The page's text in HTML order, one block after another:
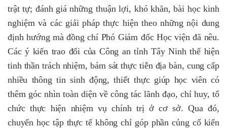
trật tự; đánh giá những thuận lợi, khó khăn, bài học kinh
nghiệm và các giải pháp thực hiện theo những nội dung
định hướng mà đồng chí Phó Giám đốc Học viện đã nêu.
Các ý kiến trao đổi của Công an tỉnh Tây Ninh thể hiện
tinh thần trách nhiệm, bám sát thực tiễn địa bàn, cung cấp
nhiều thông tin sinh động, thiết thực giúp học viên có
thêm góc nhìn toàn diện về công tác lãnh đạo, chỉ huy, tổ
chức thực hiện nhiệm vụ chính trị ở cơ sở. Qua đó,
chuyến học tập thực tế không chỉ góp phần củng cố kiến